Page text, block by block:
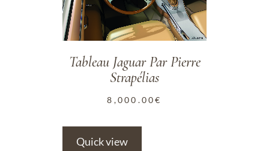
Tableau Jaguar Par Pierre
Strapélias
8,000.00€
Quick view